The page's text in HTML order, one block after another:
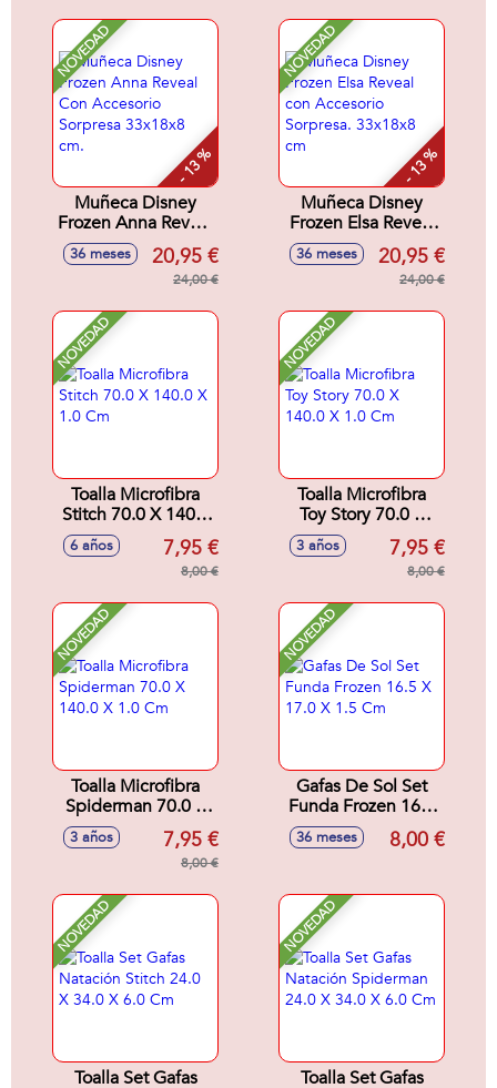
NOVEDAD
- 13 %
Muñeca Disney
Frozen Anna Reveal
Con Accesorio
Sorpresa 33x18x8
36 meses 20,95 €
24,00 €
NOVEDAD
- 13 %
Muñeca Disney
Frozen Elsa Reveal
con Accesorio
Sorpresa. 33x18x8
36 meses 20,95 €
24,00 €
NOVEDAD
Toalla Microfibra
Stitch 70.0 X 140.0
X 1.0 Cm
6 años 7,95 €
8,00 €
NOVEDAD
Toalla Microfibra
Toy Story 70.0 X
140.0 X 1.0 Cm
3 años 7,95 €
8,00 €
NOVEDAD
Toalla Microfibra
Spiderman 70.0 X
140.0 X 1.0 Cm
3 años 7,95 €
8,00 €
NOVEDAD
Gafas De Sol Set
Funda Frozen 16.5
X 17.0 X 1.5 Cm
36 meses 8,00 €
NOVEDAD
Toalla Set Gafas
NOVEDAD
Toalla Set Gafas